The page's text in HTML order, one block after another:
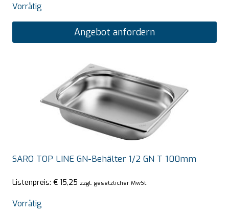
Vorrätig
Angebot anfordern
SARO TOP LINE GN-Behälter 1/2 GN T 100mm
Listenpreis: € 15,25 zzgl. gesetzlicher MwSt.
Vorrätig